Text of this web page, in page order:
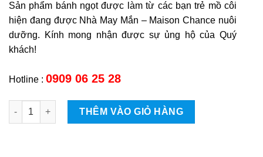
Sản phẩm bánh ngọt được làm từ các bạn trẻ mồ côi
hiện đang được Nhà May Mắn – Maison Chance nuôi
dưỡng. Kính mong nhận được sự ủng hộ của Quý
khách!
Hotline : 0909 06 25 28
Bánh mì Baguette quantity
THÊM VÀO GIỎ HÀNG